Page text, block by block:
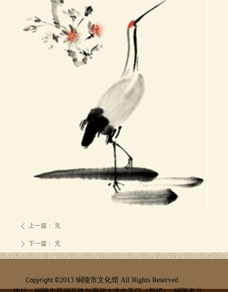
ꄴ 上一篇： 无
ꄲ 下一篇： 无
Copyright ©2013 铜陵市文化馆 All Rights Reserved